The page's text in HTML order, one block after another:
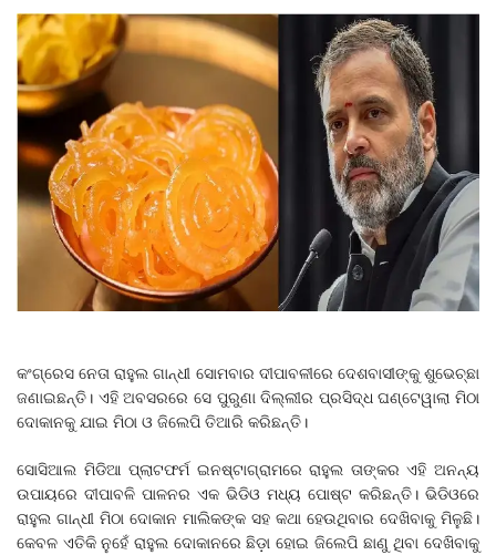
କଂଗ୍ରେସ ନେତା ରାହୁଲ ଗାନ୍ଧୀ ସୋମବାର ଦୀପାବଳୀରେ ଦେଶବାସୀଙ୍କୁ ଶୁଭେଚ୍ଛା
ଜଣାଇଛନ୍ତି। ଏହି ଅବସରରେ ସେ ପୁରୁଣା ଦିଲ୍ଲୀର ପ୍ରସିଦ୍ଧ ଘଣ୍ଟେୱାଲା ମିଠା
ଦୋକାନକୁ ଯାଇ ମିଠା ଓ ଜିଲେପି ତିଆରି କରିଛନ୍ତି।
ସୋସିଆଲ ମିଡିଆ ପ୍ଲାଟଫର୍ମ ଇନଷ୍ଟାଗ୍ରାମରେ ରାହୁଲ ତାଙ୍କର ଏହି ଅନନ୍ୟ
ଉପାୟରେ ଦୀପାବଳି ପାଳନର ଏକ ଭିଡିଓ ମଧ୍ୟ ପୋଷ୍ଟ କରିଛନ୍ତି। ଭିଡିଓରେ
ରାହୁଲ ଗାନ୍ଧୀ ମିଠା ଦୋକାନ ମାଲିକଙ୍କ ସହ କଥା ହେଉଥିବାର ଦେଖିବାକୁ ମିଳୁଛି।
କେବଳ ଏତିକି ନୁହେଁ ରାହୁଲ ଦୋକାନରେ ଛିଡ଼ା ହୋଇ ଜିଲେପି ଛାଣୁ ଥିବା ଦେଖିବାକୁ